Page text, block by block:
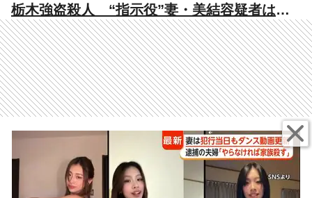
栃木強盗殺人 “指示役”妻・美結容疑者は事
件当日もSNSに音楽に合わせた投稿 同級生
「いいお母さんなんだと思っていた」